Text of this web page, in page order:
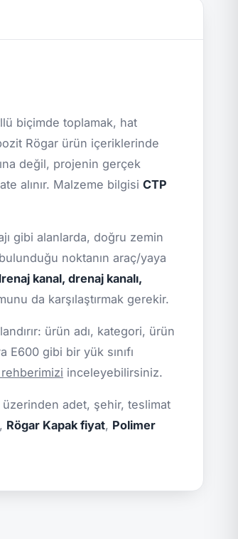
biçimde toplamak, hat
Rögar ürün içeriklerinde
değil, projenin gerçek
alınır. Malzeme bilgisi CTP
gibi alanlarda, doğru zemin
noktanın araç/yaya
kanal, drenaj kanalı,
da karşılaştırmak gerekir.
ürün adı, kategori, ürün
E600 gibi bir yük sınıfı
inceleyebilirsiniz.
üzerinden adet, şehir, teslimat
, Rögar Kapak fiyat, Polimer